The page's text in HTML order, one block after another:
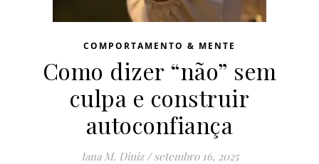
COMPORTAMENTO & MENTE
Como dizer “não” sem
culpa e construir
autoconfiança
Iana M. Diniz / setembro 16, 2025